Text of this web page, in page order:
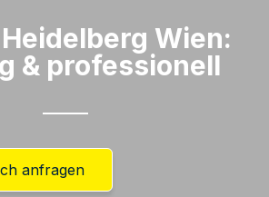
Wien:
& professionell​
anfragen